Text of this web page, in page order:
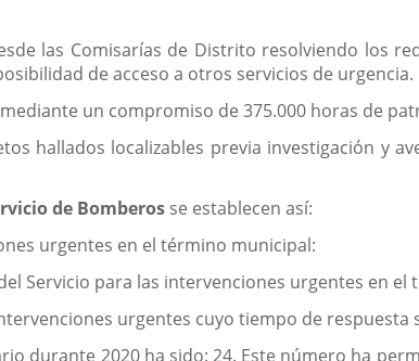
las Comisarías de Distrito resolviendo los
de acceso a otros servicios de urgencia.
un compromiso de 375.000 horas de
hallados localizables previa investigación y
de Bomberos se establecen así:
urgentes en el término municipal:
Servicio para las intervenciones urgentes en
urgentes cuyo tiempo de
durante 2020 ha sido: 24. Este número ha